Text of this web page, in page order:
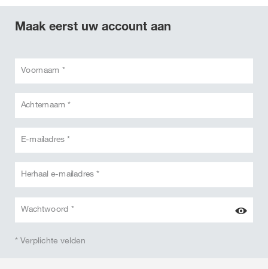
Maak eerst uw account aan
Voornaam *
Achternaam *
E-mailadres *
Herhaal e-mailadres *
Wachtwoord *
* Verplichte velden